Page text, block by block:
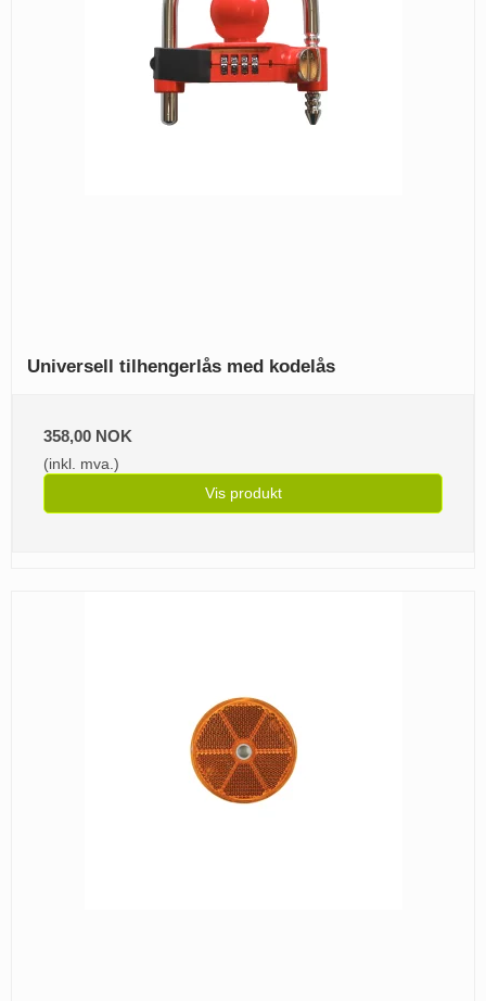
Universell tilhengerlås med kodelås
358,00 NOK
(inkl. mva.)
Vis produkt